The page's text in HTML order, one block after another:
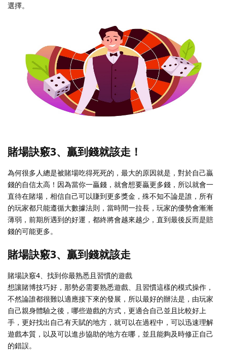
選擇。
賭場訣竅3、贏到錢就該走！
為何很多人總是被賭場吃得死死的，最大的原因就是，對於自己贏
錢的自信太高！因為當你一贏錢，就會想要贏更多錢，所以就會一
直待在賭場，相信自己可以賺到更多獎金，殊不知不論是誰，所有
的玩家都只能遵循大數據法則，當時間一拉長，玩家的優勢會漸漸
薄弱，前期所遇到的好運，都終將會越來越少，直到最後反而是賠
錢的可能更多。
賭場訣竅3、贏到錢就該走
賭場訣竅4、找到你最熟悉且習慣的遊戲
想讓賭博技巧好，那勢必需要熟悉遊戲、且習慣這樣的模式操作，
不然論誰都很難以適應接下來的發展，所以最好的辦法是，由玩家
自己親身體驗之後，哪些遊戲的方式，更適合自己並且比較好上
手，更好找出自己有天賦的地方，就可以在過程中，可以迅速理解
遊戲本質，以及可以進步協助的地方在哪，並且能夠及時修正自己
的錯誤。